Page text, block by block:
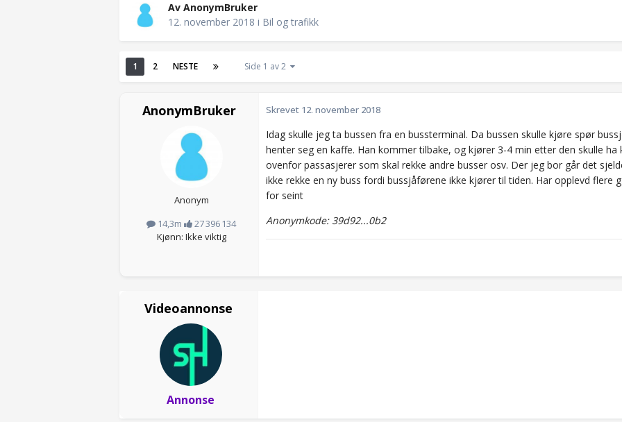
Av AnonymBruker
12. november 2018 i Bil og trafikk
1 2 NESTE Side 1 av 2
AnonymBruker
Anonym
14,3m
27 396 134
Kjønn: Ikke viktig
Skrevet 12. november 2018
Idag skulle jeg ta bussen fra en bussterminal. Da bussen skulle kjøre spør
henter seg en kaffe. Han kommer tilbake, og kjører 3-4 min etter den skulle
ovenfor passasjerer som skal rekke andre busser osv. Der jeg bor går det
ikke rekke en ny buss fordi bussjåførene ikke kjører til tiden. Har opplevd flere
for seint
Anonymkode: 39d92...0b2
Videoannonse
Annonse